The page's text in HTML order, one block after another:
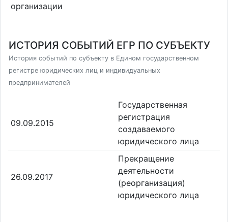
организации
ИСТОРИЯ СОБЫТИЙ ЕГР ПО СУБЪЕКТУ
История событий по субъекту в Едином государственном
регистре юридических лиц и индивидуальных
предпринимателей
09.09.2015
Государственная
регистрация
создаваемого
юридического лица
26.09.2017
Прекращение
деятельности
(реорганизация)
юридического лица